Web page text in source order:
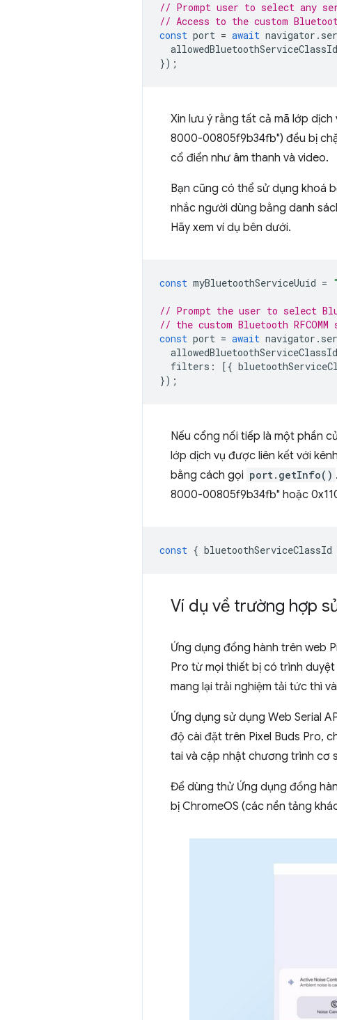
// Prompt user to select any
// Access to the custom
const port = await navigator .
});
Xin lưu ý rằng tất cả mã lớp
8000-00805f9b34fb") đều bị
cổ điển như âm thanh và video.
Bạn cũng có thể sử dụng khoá
nhắc người dùng bằng danh
Hãy xem ví dụ bên dưới.
const myBluetoothServiceUuid =
// Prompt the user to select
// the custom Bluetooth RFCOMM
const port = await navigator .
filters : [{
});
Nếu cổng nối tiếp là một phần
lớp dịch vụ được liên kết với
bằng cách gọi port.getInfo()
8000-00805f9b34fb" hoặc
const { bluetoothServiceClassId
Ví dụ về trường hợp
Ứng dụng đồng hành trên web
Pro từ mọi thiết bị có trình
mang lại trải nghiệm tải tức thì
Ứng dụng sử dụng Web Serial
độ cài đặt trên Pixel Buds Pro,
tai và cập nhật chương trình cơ
Để dùng thử Ứng dụng đồng
bị ChromeOS (các nền tảng